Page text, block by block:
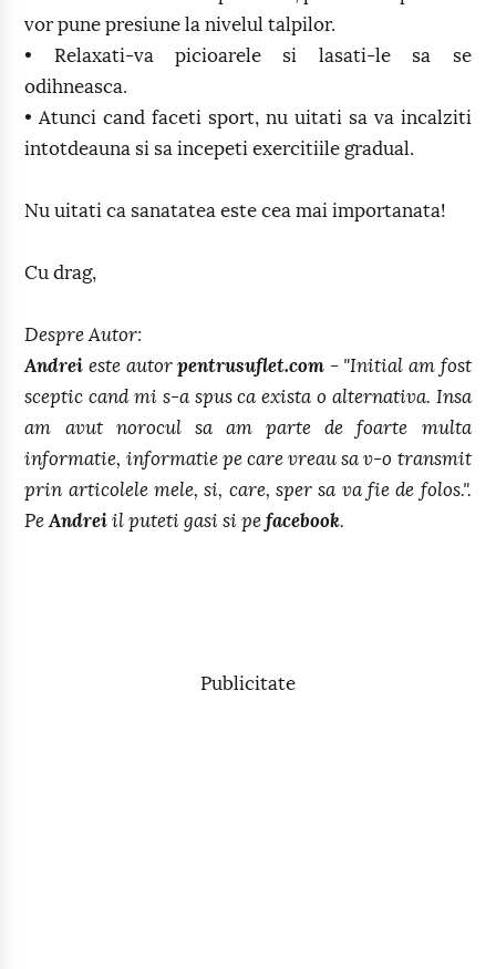
vor pune presiune la nivelul talpilor.
• Relaxati-va picioarele si lasati-le sa se
odihneasca.
• Atunci cand faceti sport, nu uitati sa va incalziti
intotdeauna si sa incepeti exercitiile gradual.
Nu uitati ca sanatatea este cea mai importanata!
Cu drag,
Despre Autor:
Andrei este autorpentrusuflet.com - "Initial am fost
sceptic cand mi s-a spus ca exista o alternativa. Insa
am avut norocul sa am parte de foarte multa
informatie, informatie pe care vreau sa v-o transmit
prin articolele mele, si, care, sper sa va fie de folos.".
PeAndrei il puteti gasi si pefacebook.
Publicitate